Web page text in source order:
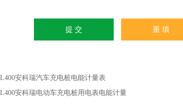
安科瑞汽车充电桩电能计量表
安科瑞电动车充电桩用电表电能计量